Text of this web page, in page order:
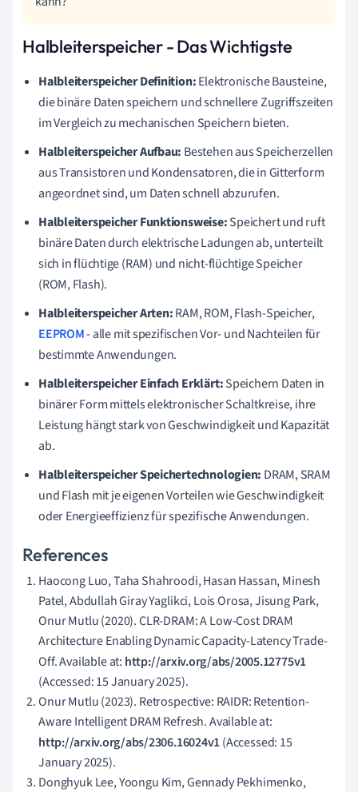
Halbleiterspeicher - Das Wichtigste
Halbleiterspeicher Definition:Elektronische Bausteine,
die binäre Daten speichern und schnellere Zugriffszeiten
im Vergleich zu mechanischen Speichern bieten.
Halbleiterspeicher Aufbau: Bestehen aus Speicherzellen
aus Transistoren und Kondensatoren, die in Gitterform
angeordnet sind, um Daten schnell abzurufen.
Halbleiterspeicher Funktionsweise:Speichert und ruft
binäre Daten durch elektrische Ladungen ab, unterteilt
sich in flüchtige (RAM) und nicht-flüchtige Speicher
(ROM, Flash).
Halbleiterspeicher Arten:RAM, ROM, Flash-Speicher,
EEPROM- alle mit spezifischen Vor- und Nachteilen für
bestimmte Anwendungen.
Halbleiterspeicher Einfach Erklärt:Speichern Daten in
binärer Form mittels elektronischer Schaltkreise, ihre
Leistung hängt stark von Geschwindigkeit und Kapazität
ab.
Halbleiterspeicher Speichertechnologien: DRAM, SRAM
und Flash mit je eigenen Vorteilen wie Geschwindigkeit
oder Energieeffizienz für spezifische Anwendungen.
References
Haocong Luo, Taha Shahroodi, Hasan Hassan, Minesh
Patel, Abdullah Giray Yaglikci, Lois Orosa, Jisung Park,
Onur Mutlu (2020). CLR-DRAM: A Low-Cost DRAM
Architecture Enabling Dynamic Capacity-Latency Trade-
Off. Available at: http://arxiv.org/abs/2005.12775v1
(Accessed: 15 January 2025).
Onur Mutlu (2023). Retrospective: RAIDR: Retention-
Aware Intelligent DRAM Refresh. Available at:
http://arxiv.org/abs/2306.16024v1(Accessed: 15
January 2025).
Donghyuk Lee, Yoongu Kim, Gennady Pekhimenko,